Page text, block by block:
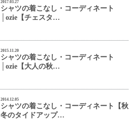
2017.03.27
シャツの着こなし・コーディネート
│ozie【チェスタ…
2015.11.20
シャツの着こなし・コーディネート
│ozie【大人の秋…
2014.12.05
シャツの着こなし・コーディネート【秋
冬のタイドアップ…